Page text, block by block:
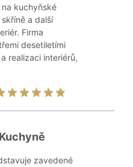
kuchyňské
a další
Firma
desetiletími
realizaci interiérů,
zavedené